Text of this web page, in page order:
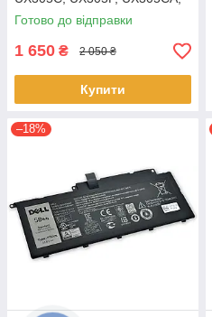
UX305FA - C31N1411 (+11.4 V
45Wh) АКБ
Готово до відправки
1 650 ₴ 2 050 ₴
Купити
–18%